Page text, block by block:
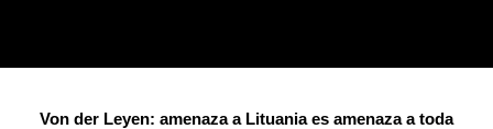
Von der Leyen: amenaza a Lituania es amenaza a toda